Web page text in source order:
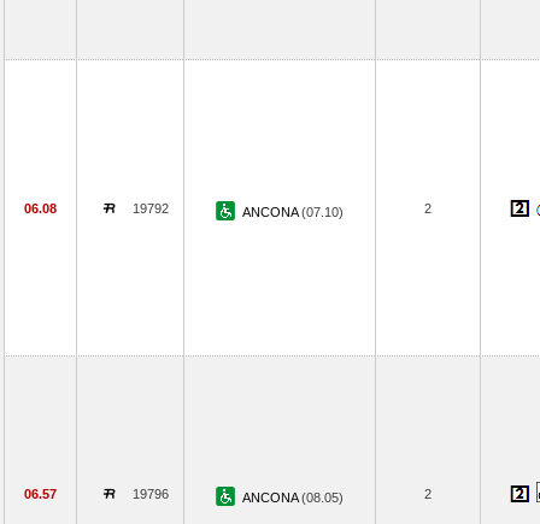
06.08 19792 ANCONA(07.10) 2
06.57 19796 ANCONA(08.05) 2